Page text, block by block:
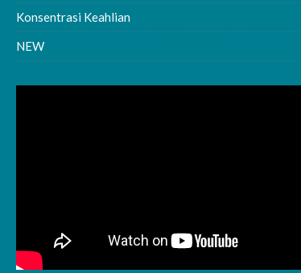
Konsentrasi Keahlian
NEW